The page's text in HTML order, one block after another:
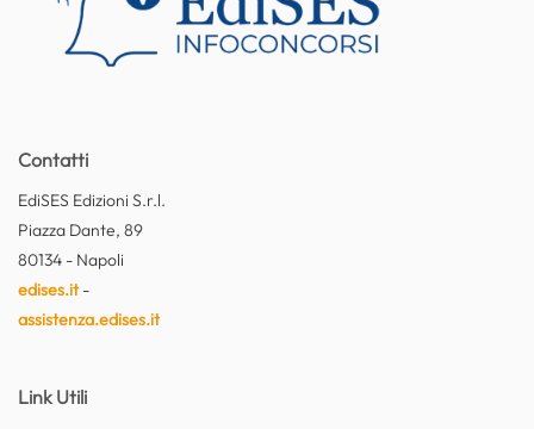
Contatti
EdiSES Edizioni S.r.l.
Piazza Dante, 89
80134 - Napoli
edises.it-
assistenza.edises.it
Link Utili